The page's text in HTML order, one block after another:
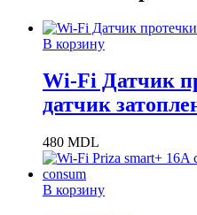
В корзину
Wi-Fi Датчик
датчик
480 MDL
В корзину